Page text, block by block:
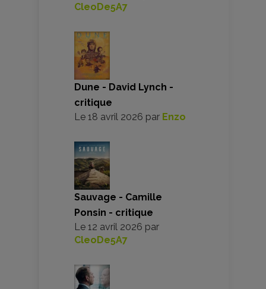
CleoDe5A7
Dune - David Lynch -
critique
Le 18 avril 2026 par Enzo
Sauvage - Camille
Ponsin - critique
Le 12 avril 2026 par
CleoDe5A7